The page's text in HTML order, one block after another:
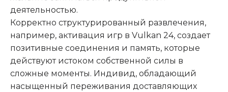
деятельностью.
Корректно структурированный развлечения,
например, активация игр в Vulkan 24, создает
позитивные соединения и память, которые
действуют истоком собственной силы в
сложные моменты. Индивид, обладающий
насыщенный переживания доставляющих